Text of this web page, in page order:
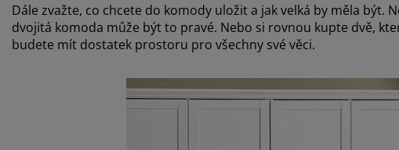
Dále zvažte, co chcete do komody uložit a jak velká by měla
dvojitá komoda může být to pravé. Nebo si rovnou kupte dvě,
budete mít dostatek prostoru pro všechny své věci.